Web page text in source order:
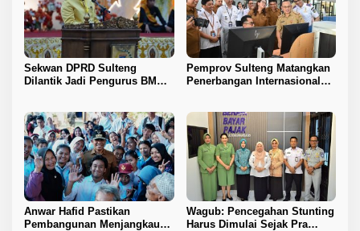
Sekwan DPRD Sulteng
Dilantik Jadi Pengurus BMA
Pemprov Sulteng Matangkan
Penerbangan Internasional
Anwar Hafid Pastikan
Pembangunan Menjangkau
Wagub: Pencegahan Stunting
Harus Dimulai Sejak Pra